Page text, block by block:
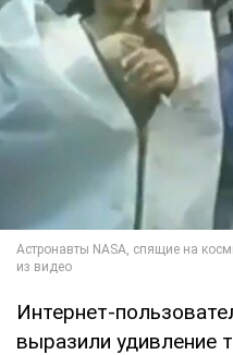
Интернет-
выразили удивление